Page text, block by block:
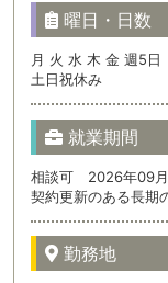
曜日・日数
月 火 水 木 金 週5日
土日祝休み
就業期間
相談可 2026年09月
契約更新のある長期
勤務地